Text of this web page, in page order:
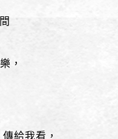
，
給我看，